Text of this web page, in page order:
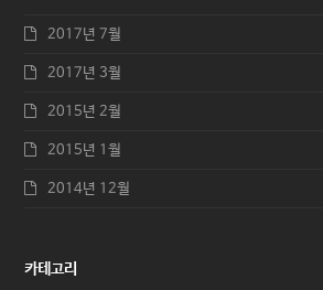
2017년 7월
2017년 3월
2015년 2월
2015년 1월
2014년 12월
카테고리